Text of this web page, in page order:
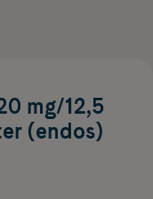
mg/12,5
(endos)